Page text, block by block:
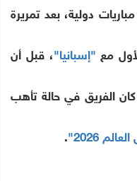
دولية، بعد تمريرة
مع "إسبانيا"، قبل أن
الفريق في حالة تأهب
2026"
.